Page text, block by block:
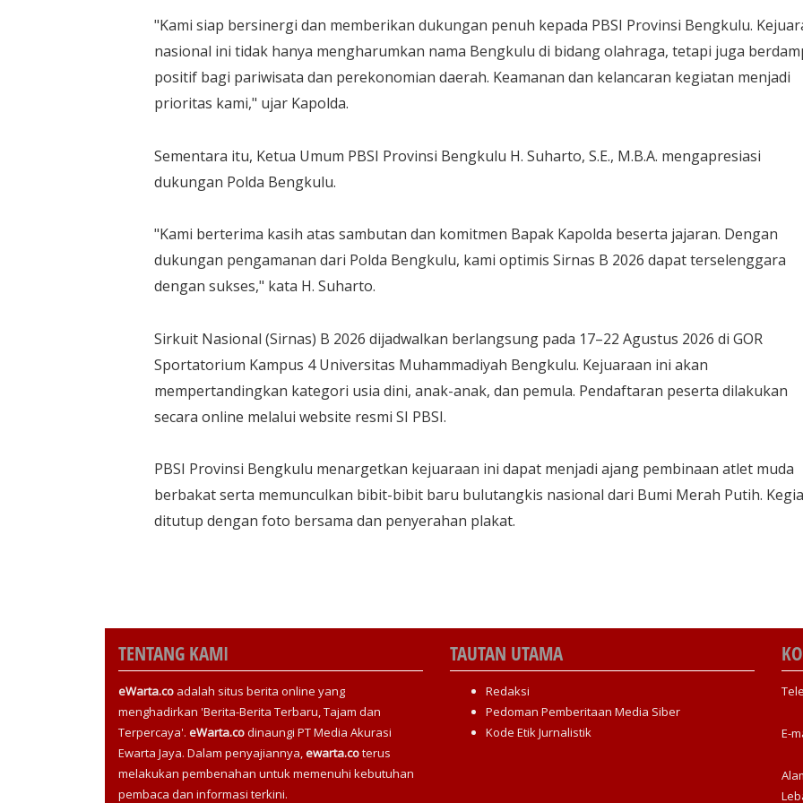
"Kami siap bersinergi dan memberikan dukungan penuh kepada PBSI Provinsi Bengkulu.
nasional ini tidak hanya mengharumkan nama Bengkulu di bidang olahraga, tetapi juga
positif bagi pariwisata dan perekonomian daerah. Keamanan dan kelancaran kegiatan menjadi
prioritas kami," ujar Kapolda.
Sementara itu, Ketua Umum PBSI Provinsi Bengkulu H. Suharto, S.E., M.B.A. mengapresiasi
dukungan Polda Bengkulu.
"Kami berterima kasih atas sambutan dan komitmen Bapak Kapolda beserta jajaran. Dengan
dukungan pengamanan dari Polda Bengkulu, kami optimis Sirnas B 2026 dapat terselenggara
dengan sukses," kata H. Suharto.
Sirkuit Nasional (Sirnas) B 2026 dijadwalkan berlangsung pada 17–22 Agustus 2026 di GOR
Sportatorium Kampus 4 Universitas Muhammadiyah Bengkulu. Kejuaraan ini akan
mempertandingkan kategori usia dini, anak-anak, dan pemula. Pendaftaran peserta dilakukan
secara online melalui website resmi SI PBSI.
PBSI Provinsi Bengkulu menargetkan kejuaraan ini dapat menjadi ajang pembinaan atlet muda
berbakat serta memunculkan bibit-bibit baru bulutangkis nasional dari Bumi Merah Putih.
ditutup dengan foto bersama dan penyerahan plakat.
TENTANG KAMI
eWarta.co adalah situs berita online yang
menghadirkan 'Berita-Berita Terbaru, Tajam dan
Terpercaya'. eWarta.codinaungi PT Media Akurasi
Ewarta Jaya. Dalam penyajiannya,ewarta.coterus
melakukan pembenahan untuk memenuhi kebutuhan
pembaca dan informasi terkini.
TAUTAN UTAMA
Redaksi
Pedoman Pemberitaan Media Siber
Kode Etik Jurnalistik
E-